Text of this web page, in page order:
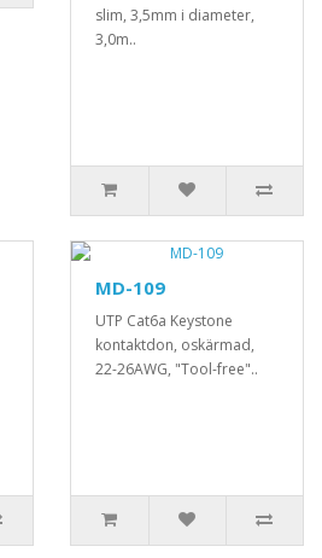
slim, 3,5mm i diameter,
3,0m..
MD-109
UTP Cat6a Keystone
kontaktdon, oskärmad,
22-26AWG, "Tool-free"..